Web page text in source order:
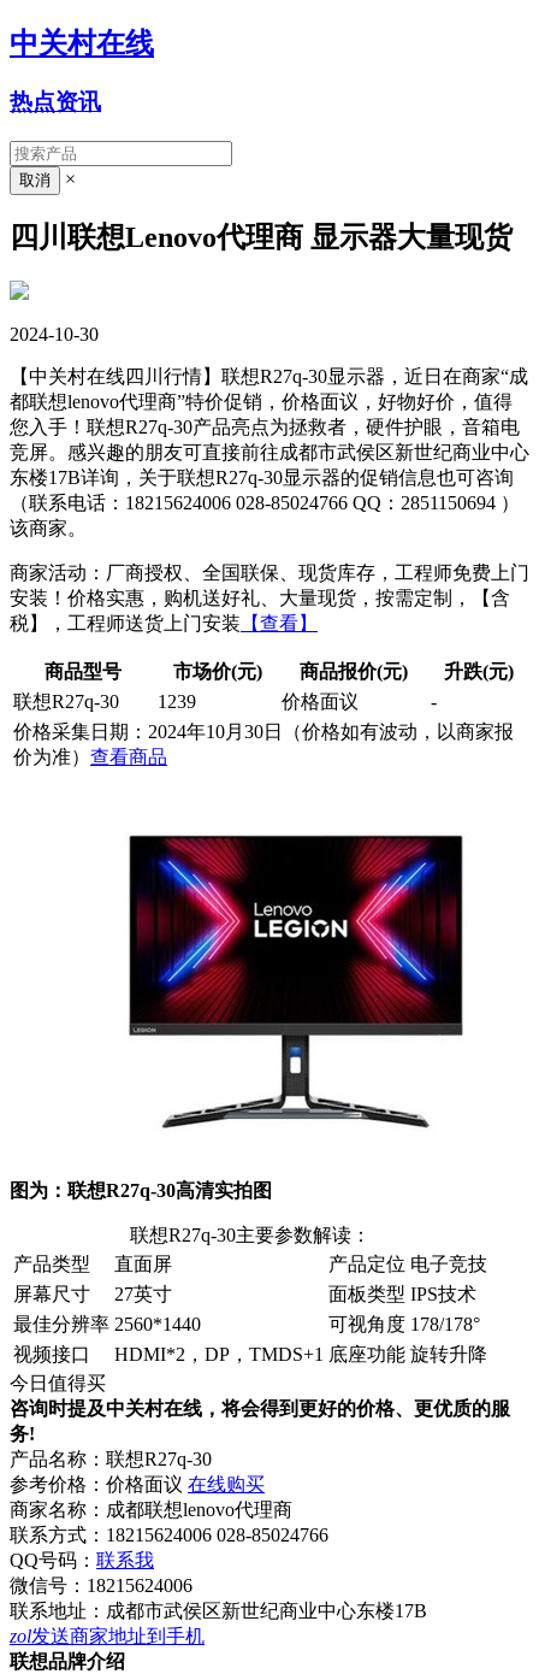
中关村在线
热点资讯
×
四川联想Lenovo代理商 显示器大量现货
2024-10-30
【中关村在线四川行情】联想R27q-30显示器，近日在商家“成
都联想lenovo代理商”特价促销，价格面议，好物好价，值得
您入手！联想R27q-30产品亮点为拯救者，硬件护眼，音箱电
竞屏。感兴趣的朋友可直接前往成都市武侯区新世纪商业中心
东楼17B详询，关于联想R27q-30显示器的促销信息也可咨询
（联系电话：18215624006 028-85024766 QQ：2851150694 ）
该商家。
商家活动：厂商授权、全国联保、现货库存，工程师免费上门
安装！价格实惠，购机送好礼、大量现货，按需定制，【含
税】，工程师送货上门安装 【查看】
商品型号 市场价(元) 商品报价(元)
升跌(元)
联想R27q-30
1239 价格面议
-
价格采集日期：2024年10月30日（价格如有波动，以商家报
价为准） 查看商品
图为：联想R27q-30高清实拍图
联想R27q-30主要参数解读：
产品类型
直面屏 产品定位 电子竞技
屏幕尺寸
27英寸 面板类型 IPS技术
最佳分辨率 2560*1440 可视角度 178/178°
视频接口
HDMI*2，DP，TMDS+1 底座功能 旋转升降
今日值得买
咨询时提及中关村在线，将会得到更好的价格、更优质的服
务!
产品名称： 联想R27q-30
参考价格： 价格面议 在线购买
商家名称： 成都联想lenovo代理商
联系方式： 18215624006 028-85024766
QQ号码： 联系我
微信号： 18215624006
联系地址： 成都市武侯区新世纪商业中心东楼17B
zol发送商家地址到手机
联想品牌介绍